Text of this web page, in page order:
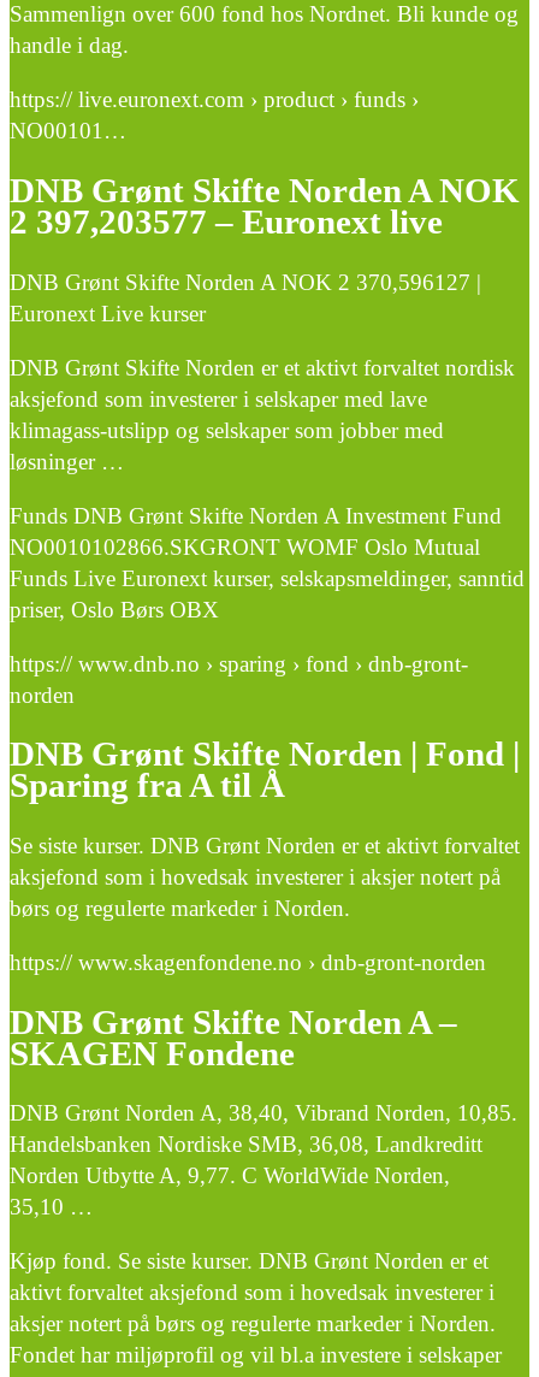
Sammenlign over 600 fond hos Nordnet. Bli kunde og
handle i dag.
https:// live.euronext.com › product › funds ›
NO00101…
DNB Grønt Skifte Norden A NOK
2 397,203577 – Euronext live
DNB Grønt Skifte Norden A NOK 2 370,596127 |
Euronext Live kurser
DNB Grønt Skifte Norden er et aktivt forvaltet nordisk
aksjefond som investerer i selskaper med lave
klimagass-utslipp og selskaper som jobber med
løsninger …
Funds DNB Grønt Skifte Norden A Investment Fund
NO0010102866.SKGRONT WOMF Oslo Mutual
Funds Live Euronext kurser, selskapsmeldinger, sanntid
priser, Oslo Børs OBX
https:// www.dnb.no › sparing › fond › dnb-gront-
norden
DNB Grønt Skifte Norden | Fond |
Sparing fra A til Å
Se siste kurser. DNB Grønt Norden er et aktivt forvaltet
aksjefond som i hovedsak investerer i aksjer notert på
børs og regulerte markeder i Norden.
https:// www.skagenfondene.no › dnb-gront-norden
DNB Grønt Skifte Norden A –
SKAGEN Fondene
DNB Grønt Norden A, 38,40, Vibrand Norden, 10,85.
Handelsbanken Nordiske SMB, 36,08, Landkreditt
Norden Utbytte A, 9,77. C WorldWide Norden,
35,10 …
Kjøp fond. Se siste kurser. DNB Grønt Norden er et
aktivt forvaltet aksjefond som i hovedsak investerer i
aksjer notert på børs og regulerte markeder i Norden.
Fondet har miljøprofil og vil bl.a investere i selskaper